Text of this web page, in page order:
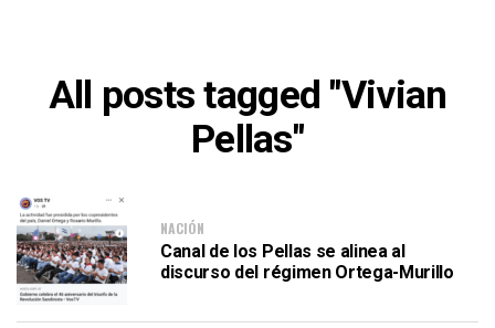
All posts tagged "Vivian
Pellas"
NACIÓN
Canal de los Pellas se alinea al
discurso del régimen Ortega-Murillo